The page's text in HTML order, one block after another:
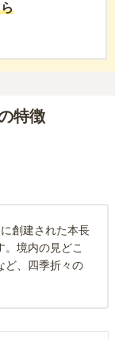
特徴
創建された本長
。境内の見どこ
ど、四季折々の